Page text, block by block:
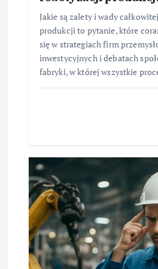
Jakie są zalety i wady
produkcji to pytanie, które
się w strategiach firm
inwestycyjnych i debatach
fabryki, w której wszystkie